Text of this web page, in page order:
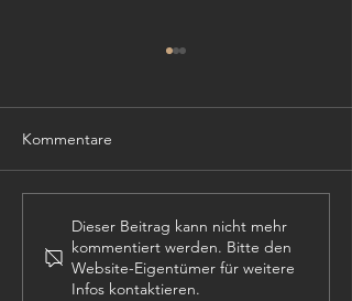
PROJEKTLEITER (m,w,d)
Kommentare
Dieser Beitrag kann nicht mehr
kommentiert werden. Bitte den
Website-Eigentümer für weitere
Infos kontaktieren.